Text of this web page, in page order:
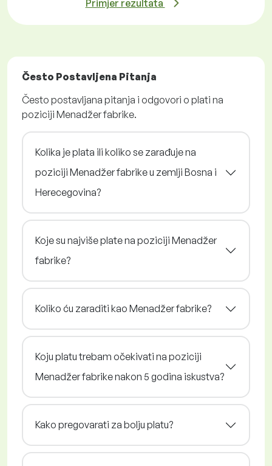
Primjer rezultata
Često Postavljena Pitanja
Često postavljana pitanja i odgovori o plati na
poziciji Menadžer fabrike.
Kolika je plata ili koliko se zarađuje na
poziciji Menadžer fabrike u zemlji Bosna i
Herecegovina?
Koje su najviše plate na poziciji Menadžer
fabrike?
Koliko ću zaraditi kao Menadžer fabrike?
Koju platu trebam očekivati na poziciji
Menadžer fabrike nakon 5 godina iskustva?
Kako pregovarati za bolju platu?